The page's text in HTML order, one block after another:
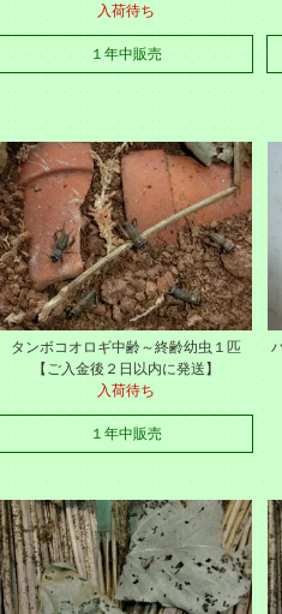
入荷待ち
１年中販売
タンボコオロギ中齢～終齢幼虫１匹
【ご入金後２日以内に発送】
入荷待ち
１年中販売